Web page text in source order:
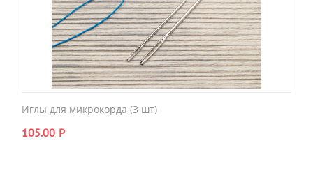
Иглы для микрокорда (3 шт)
105.00 Р